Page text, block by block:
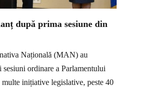
după prima sesiune din
Națională (MAN) au
ordinare a Parlamentului
inițiative legislative, peste 40